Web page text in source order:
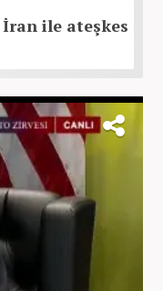
ile ateşkes